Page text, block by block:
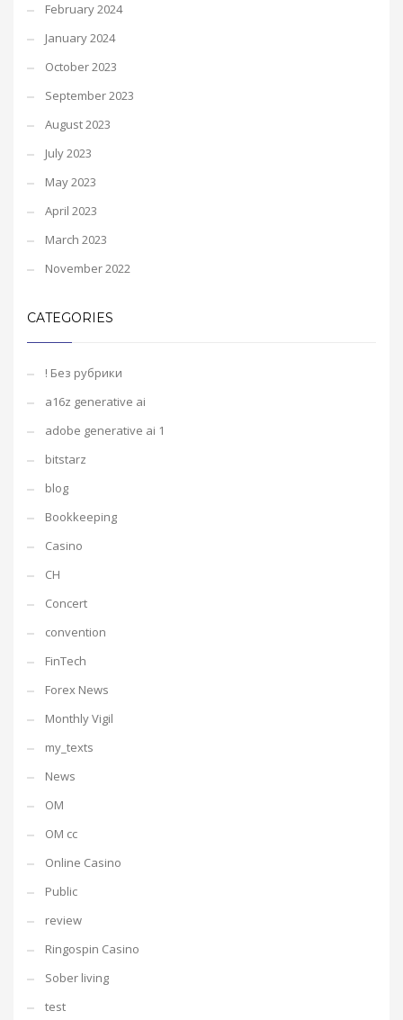
February 2024
January 2024
October 2023
September 2023
August 2023
July 2023
May 2023
April 2023
March 2023
November 2022
CATEGORIES
! Без рубрики
a16z generative ai
adobe generative ai 1
bitstarz
blog
Bookkeeping
Casino
CH
Concert
convention
FinTech
Forex News
Monthly Vigil
my_texts
News
OM
OM cc
Online Casino
Public
review
Ringospin Casino
Sober living
test